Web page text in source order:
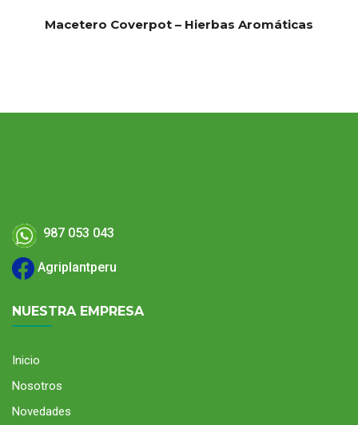
Macetero Coverpot – Hierbas Aromáticas
987 053 043
Agriplantperu
NUESTRA EMPRESA
Inicio
Nosotros
Novedades